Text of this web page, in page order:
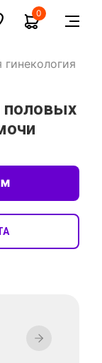
0
гинекология
половых